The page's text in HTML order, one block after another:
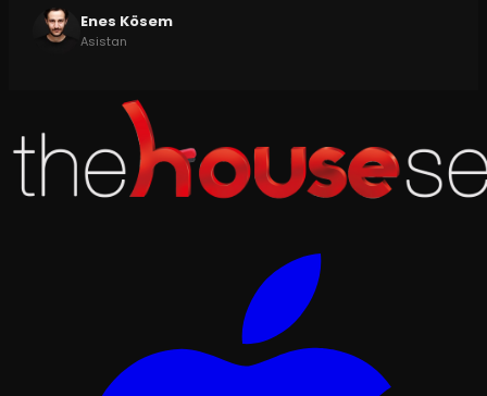
Enes Kösem
Asistan